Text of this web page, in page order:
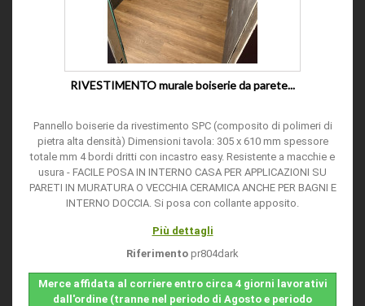
RIVESTIMENTO murale boiserie da parete...
Pannello boiserie da rivestimento SPC (composito di polimeri di
pietra alta densità) Dimensioni tavola: 305 x 610 mm spessore
totale mm 4 bordi dritti con incastro easy. Resistente a macchie e
usura - FACILE POSA IN INTERNO CASA PER APPLICAZIONI SU
PARETI IN MURATURA O VECCHIA CERAMICA ANCHE PER BAGNI E
INTERNO DOCCIA. Si posa con collante apposito.
Più dettagli
Riferimento pr804dark
Merce affidata al corriere entro circa 4 giorni lavorativi
dall'ordine (tranne nel periodo di Agosto e periodo